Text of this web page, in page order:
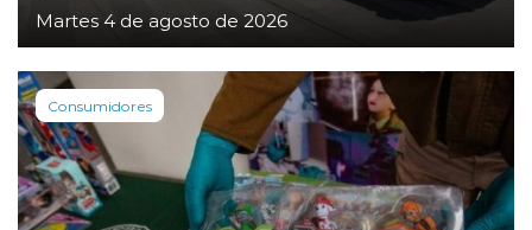
Martes 4 de agosto de 2026
Consumidores